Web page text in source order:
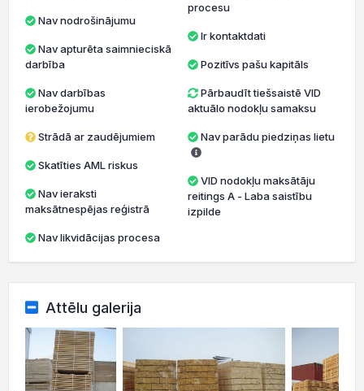
Nav nodrošinājumu
darbība
ierobežojumu
Strādā ar zaudējumiem
Skatīties AML riskus
maksātnespējas reģistrā
Nav likvidācijas procesa
procesu
Ir kontaktdati
Pozitīvs pašu kapitāls
Pārbaudīt tiešsaistē VID
aktuālo nodokļu samaksu
Nav parādu piedziņas lietu
VID nodokļu maksātāju
reitings A - Laba saistību
izpilde
Attēlu galerija